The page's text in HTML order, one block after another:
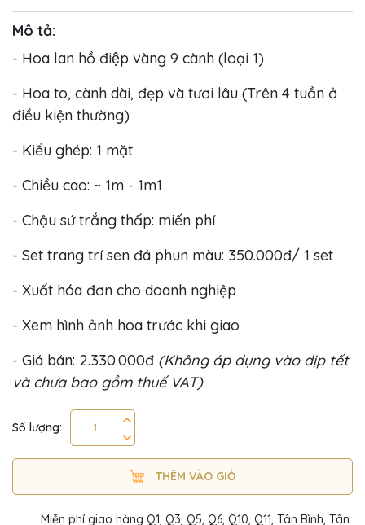
Mô tả:
- Hoa lan hồ điệp vàng 9 cành (loại 1)
- Hoa to, cành dài, đẹp và tươi lâu (Trên 4 tuần ở
điều kiện thường)
- Kiểu ghép: 1 mặt
- Chiều cao: ~ 1m - 1m1
- Chậu sứ trắng thấp: miến phí
- Set trang trí sen đá phun màu: 350.000đ/ 1 set
- Xuất hóa đơn cho doanh nghiệp
- Xem hình ảnh hoa trước khi giao
- Giá bán: 2.330.000đ (Không áp dụng vào dịp tết
và chưa bao gồm thuế VAT)
Số lượng:
THÊM VÀO GIỎ
Miễn phí giao hàng Q1, Q3, Q5, Q6, Q10, Q11, Tân Bình, Tân